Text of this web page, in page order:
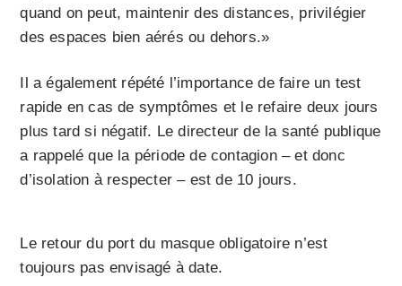
quand on peut, maintenir des distances, privilégier
des espaces bien aérés ou dehors.»
Il a également répété l’importance de faire un test
rapide en cas de symptômes et le refaire deux jours
plus tard si négatif. Le directeur de la santé publique
a rappelé que la période de contagion – et donc
d’isolation à respecter – est de 10 jours.
Le retour du port du masque obligatoire n’est
toujours pas envisagé à date.